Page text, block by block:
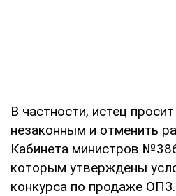
В частности, истец
незаконным и отменить
Кабинета министров
которым утверждены
конкурса по продаже ОПЗ.